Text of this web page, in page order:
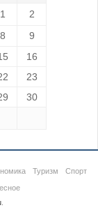
1
2
8
9
16
23
30
Туризм
Спорт
.